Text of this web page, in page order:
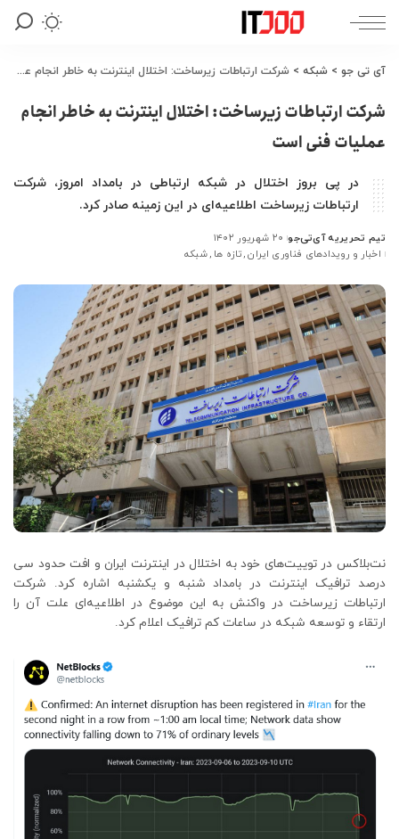
آی تی جو > شبکه > شرکت ارتباطات زیرساخت: اختلال اینترنت به خاطر انجام عملیات فنی است
شرکت ارتباطات زیرساخت: اختلال اینترنت به خاطر انجام
عملیات فنی است
در پی بروز اختلال در شبکه ارتباطی در بامداد امروز، شرکت
ارتباطات زیرساخت اطلاعیه‌ای در این زمینه صادر کرد.
ارسال
شده
تیم تحریریه آی‌تی‌جو ۲۰ شهریور ۱۴۰۲
اخبار و رویدادهای فناوری ایران تازه ها شبکه
نت‌بلاکس در توییت‌های خود به اختلال در اینترنت ایران و افت حدود سی
درصد ترافیک اینترنت در بامداد شنبه و یکشنبه اشاره کرد. شرکت
ارتباطات زیرساخت در واکنش به این موضوع در اطلاعیه‌ای علت آن را
ارتقاء و توسعه شبکه در ساعات کم ترافیک اعلام کرد.